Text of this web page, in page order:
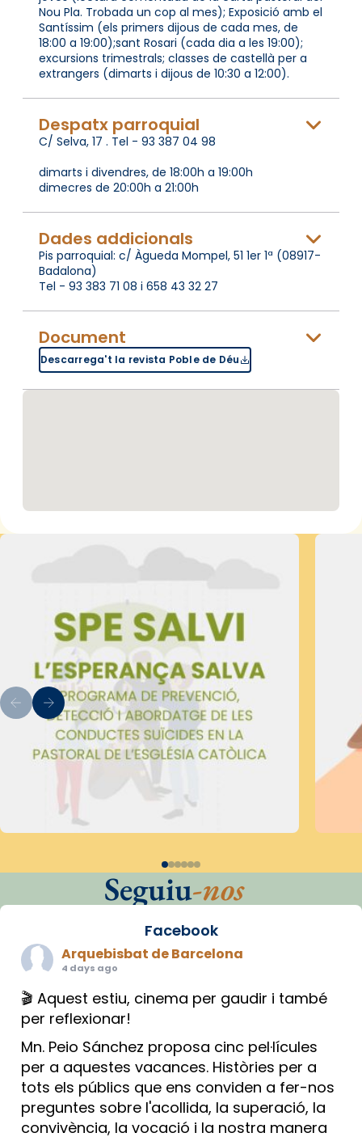
Nou Pla. Trobada un cop al mes); Exposició amb el
Santíssim (els primers dijous de cada mes, de
18:00 a 19:00);sant Rosari (cada dia a les 19:00);
excursions trimestrals; classes de castellà per a
extrangers (dimarts i dijous de 10:30 a 12:00).
Despatx parroquial
C/ Selva, 17 . Tel - 93 387 04 98
dimarts i divendres, de 18:00h a 19:00h
dimecres de 20:00h a 21:00h
Dades addicionals
Pis parroquial: c/ Àgueda Mompel, 51 1er 1ª (08917-
Badalona)
Tel - 93 383 71 08 i 658 43 32 27
Document
Descarrega't la revista Poble de Déu
Seguiu-nos
Facebook
Arquebisbat de Barcelona
4 days ago
🎬 Aquest estiu, cinema per gaudir i també
per reflexionar!
Mn. Peio Sánchez proposa cinc pel·lícules
per a aquestes vacances. Històries per a
tots els públics que ens conviden a fer-nos
preguntes sobre l'acollida, la superació, la
convivència, la vocació i la nostra manera